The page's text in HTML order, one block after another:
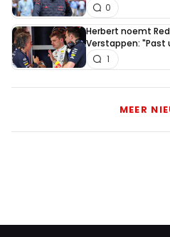
0
Herbert noemt
Verstappen: "Past
1
MEER